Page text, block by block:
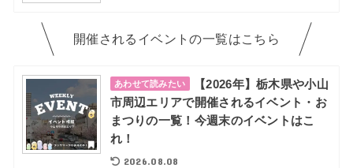
開催されるイベントの一覧はこちら
あわせて読みたい
【2026年】栃木県や小山
市周辺エリアで開催されるイベント・お
まつりの一覧！今週末のイベントはこ
れ！
2026.08.08